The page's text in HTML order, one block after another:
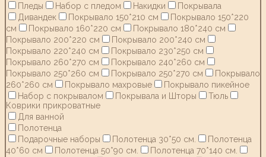
Пледы
Набор с пледом Накидки
Покрывала
Дивандек
Покрывало 150*210 см
Покрывало 150*220
см
Покрывало 160*220 см
Покрывало 180*240 см
Покрывало 200*220 см
Покрывало 200*240 см
Покрывало 220*240 см
Покрывало 230*250 см
Покрывало 260*270 см
Покрывало 240*260 см
Покрывало 250*260 см
Покрывало 250*270 см
Покрывало
260*260 см
Покрывало махровые
Покрывало пикейное
Набор с покрывалом
Покрывала и Шторы
Тюль
Коврики прикроватные
Для ванной
Полотенца
Подарочные наборы
Полотенца 30*50 см.
Полотенца
40*60 см
Полотенца 50*90 см.
Полотенца 70*140 см.